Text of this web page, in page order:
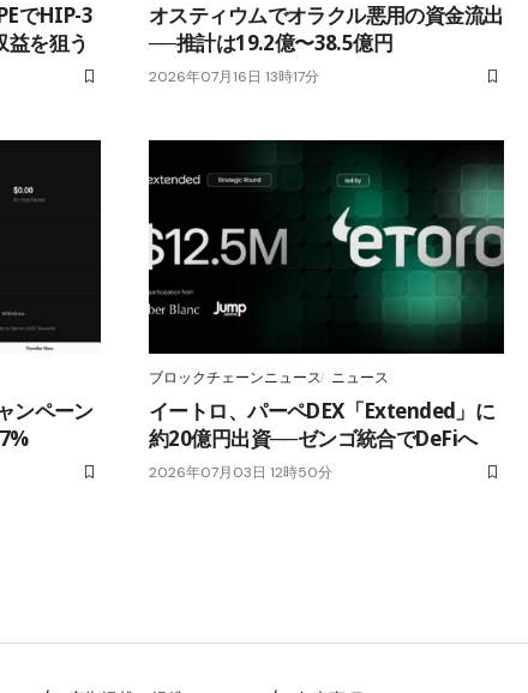
でHIP-3
を狙う
オスティウムでオラクル悪用の資金流出
──推計は19.2億〜38.5億円
2026年07月16日 13時17分
ンペーン
ブロックチェーンニュース ニュース
イートロ、パーペDEX「Extended」に
約20億円出資──ゼンゴ統合でDeFiへ
2026年07月03日 12時50分